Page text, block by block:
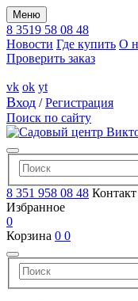
Меню
8 3519 58 08 48
Новости Где купить О
Проверить заказ
vk ok yt
Вход /Регистрация
Поиск по сайту
8 351 958 08 48
Избранное
0
Корзина 0 0